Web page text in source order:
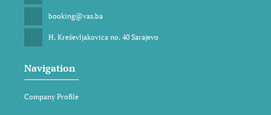
booking@vas.ba
H. Kreševljakovica no. 40 Sarajevo
Navigation
Company Profile